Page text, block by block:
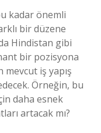
kadar önemli
bir düzene
Hindistan gibi
bir pozisyona
mevcut iş yapış
Örneğin, bu
daha esnek
artacak mı?